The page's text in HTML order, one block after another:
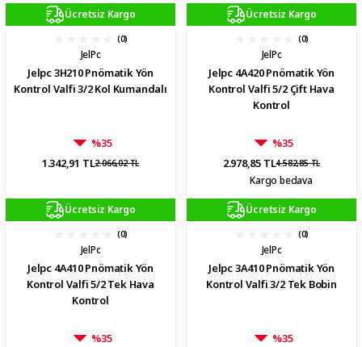
Ücretsiz Kargo
(0)
JelPc
Jelpc 3H210 Pnömatik Yön
Kontrol Valfi 3/2 Kol Kumandalı
%35
1.342,91 TL2.066,02 TL
Ücretsiz Kargo
(0)
JelPc
Jelpc 4A420 Pnömatik Yön
Kontrol Valfi 5/2 Çift Hava
Kontrol
%35
2.978,85 TL4.582,85 TL
Kargo bedava
Ücretsiz Kargo
(0)
JelPc
Jelpc 4A410 Pnömatik Yön
Kontrol Valfi 5/2 Tek Hava
Kontrol
%35
Ücretsiz Kargo
(0)
JelPc
Jelpc 3A410 Pnömatik Yön
Kontrol Valfi 3/2 Tek Bobin
%35